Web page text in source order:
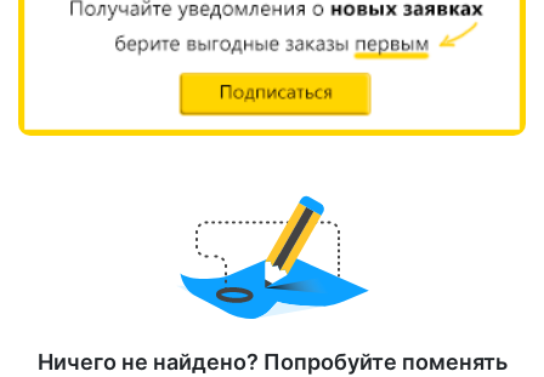
Ничего не найдено? Попробуйте поменять